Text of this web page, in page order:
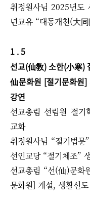
취정원사님 2025년도
년교유 “대동개천(大
1 . 5
선교(仙敎) 소한(小寒)
仙문화원 [절기문화원]
강연
선교총림 선림원 절
교화
취정원사님 “절기법
선인교당 “절기체조”
선교총림 “선(仙)문화
문화원] 개설, 생활선